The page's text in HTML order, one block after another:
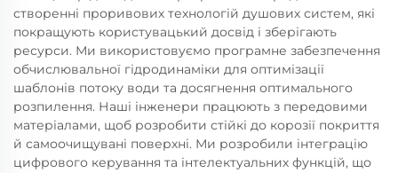
створенні проривових технологій душових систем, які
покращують користувацький досвід і зберігають
ресурси. Ми використовуємо програмне забезпечення
обчислювальної гідродинаміки для оптимізації
шаблонів потоку води та досягнення оптимального
розпилення. Наші інженери працюють з передовими
матеріалами, щоб розробити стійкі до корозії покриття
й самоочищувані поверхні. Ми розробили інтеграцію
цифрового керування та інтелектуальних функцій, що